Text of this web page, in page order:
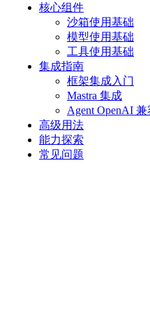
核心组件
沙箱使用基础
模型使用基础
工具使用基础
集成指南
框架集成入门
Mastra 集成
Agent OpenAI
高级用法
能力探索
常见问题